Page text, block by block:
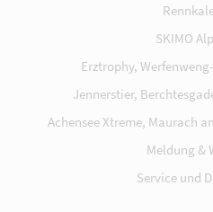
SKIMO
Erztrophy,
Jennerstier,
Achensee Xtreme, Maurach
Meldung &
Service und